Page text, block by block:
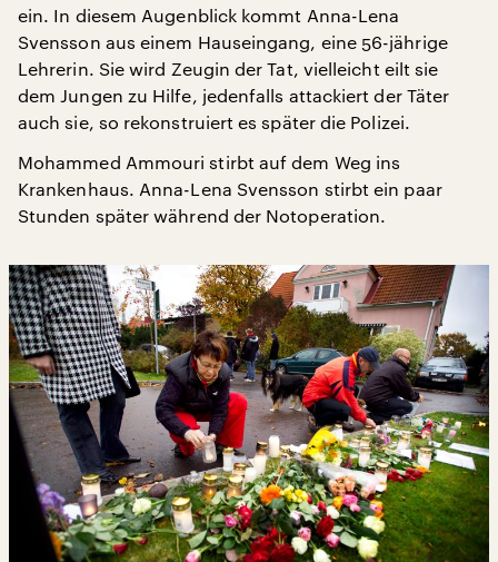
ein. In diesem Augenblick kommt Anna-Lena
Svensson aus einem Hauseingang, eine 56-jährige
Lehrerin. Sie wird Zeugin der Tat, vielleicht eilt sie
dem Jungen zu Hilfe, jedenfalls attackiert der Täter
auch sie, so rekonstruiert es später die Polizei.
Mohammed Ammouri stirbt auf dem Weg ins
Krankenhaus. Anna-Lena Svensson stirbt ein paar
Stunden später während der Notoperation.